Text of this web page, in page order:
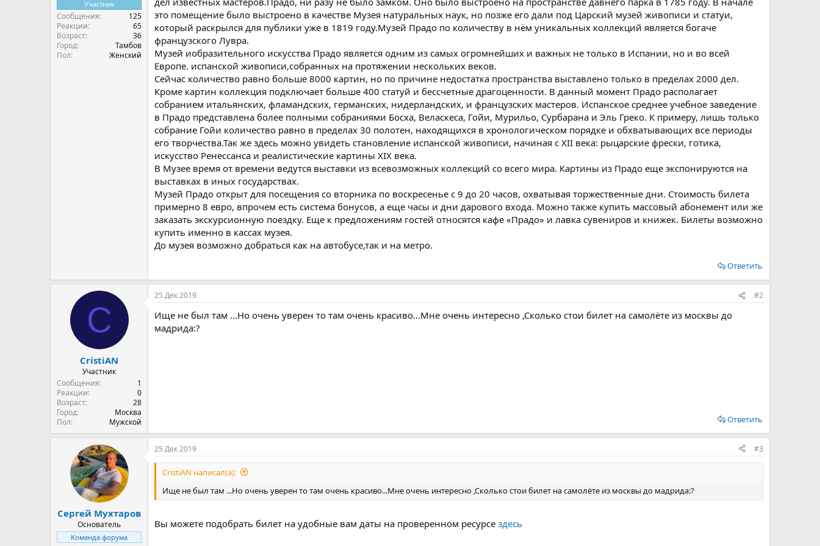
Участник
Сообщения
125
Реакции
65
Возраст
36
Город
Тамбов
Пол
Женский
это помещение было выстроено в качестве Музея натуральных наук, но позже его дали под Царский музей живописи и статуи,
который раскрылся для публики уже в 1819 году.Музей Прадо по количеству в нём уникальных коллекций является богаче
французского Лувра.
Музей иобразительного искусства Прадо является одним из самых огромнейших и важных не только в Испании, но и во всей
Европе. испанской живописи,собранных на протяжении нескольких веков.
Сейчас количество равно больше 8000 картин, но по причине недостатка пространства выставлено только в пределах 2000 дел.
Кроме картин коллекция подключает больше 400 статуй и бессчетные драгоценности. В данный момент Прадо располагает
собранием итальянских, фламандских, германских, нидерландских, и французских мастеров. Испанское среднее учебное заведение
в Прадо представлена более полными собраниями Босха, Веласкеса, Гойи, Мурильо, Сурбарана и Эль Греко. К примеру, лишь только
собрание Гойи количество равно в пределах 30 полотен, находящихся в хронологическом порядке и обхватывающих все периоды
его творчества.Так же здесь можно увидеть становление испанской живописи, начиная с XII века: рыцарские фрески, готика,
искусство Ренессанса и реалистические картины XIX века.
В Музее время от времени ведутся выставки из всевозможных коллекций со всего мира. Картины из Прадо еще экспонируются на
выставках в иных государствах.
Музей Прадо открыт для посещения со вторника по воскресенье с 9 до 20 часов, охватывая торжественные дни. Стоимость билета
примерно 8 евро, впрочем есть система бонусов, а еще часы и дни дарового входа. Можно также купить массовый абонемент или же
заказать экскурсионную поездку. Еще к предложениям гостей относятся кафе «Прадо» и лавка сувениров и книжек. Билеты возможно
купить именно в кассах музея.
До музея возможно добраться как на автобусе,так и на метро.
Ответить
C
CristiAN
Участник
Сообщения
1
Реакции
0
Возраст
28
Город
Москва
Пол
Мужской
25 Дек 2019 #2
Ище не был там ...Но очень уверен то там очень красиво...Мне очень интересно ,Сколько стои билет на самолёте из москвы до
мадрида:?
Ответить
Сергей Мухтаров
Основатель
Команда форума
25 Дек 2019 #3
CristiAN написал(а):
Ище не был там ...Но очень уверен то там очень красиво...Мне очень интересно ,Сколько стои билет на самолёте из москвы до мадрида:?
Вы можете подобрать билет на удобные вам даты на проверенном ресурсе здесь